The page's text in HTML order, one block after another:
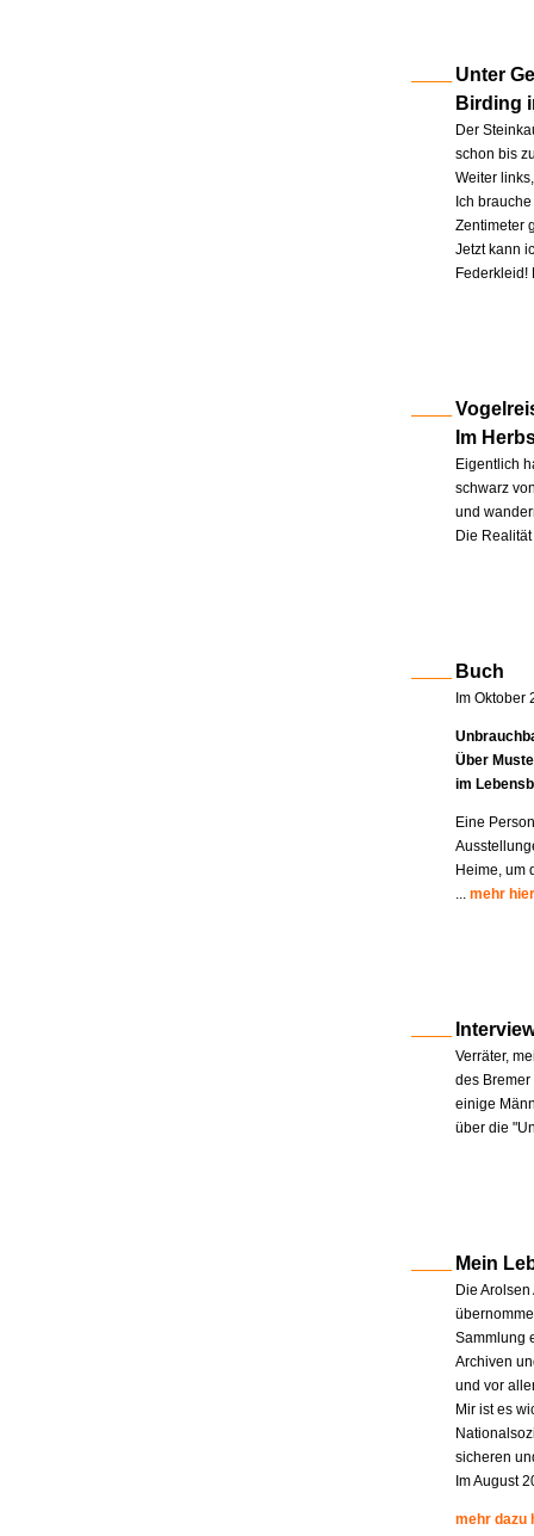
Unter
Birding
Der
schon bis
Weiter
Ich
Zentimeter
Jetzt kann
Im
Eigentlich
schwarz
und
Die
Buch
Im Oktober
Über
im
Eine
Heime, um
... mehr hier
Verräter,
des
einige
über die
Mein
Die
Sammlung
Archiven
und vor
Mir ist es
sicheren
Im August
mehr dazu